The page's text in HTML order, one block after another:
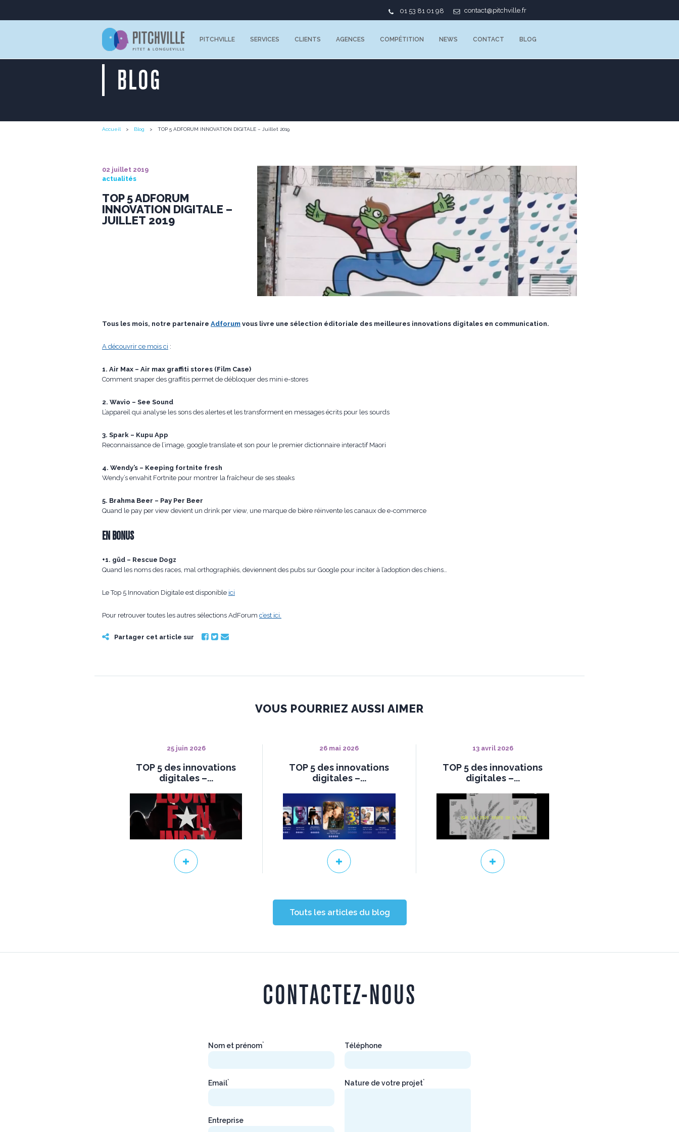
01 53 81 01 98 contact@pitchville.fr
PITCHVILLE SERVICES CLIENTS AGENCES COMPÉTITION NEWS CONTACT BLOG
BLOG
Accueil Blog TOP 5 ADFORUM INNOVATION DIGITALE – Juillet 2019
02 juillet 2019
actualités
TOP 5 ADFORUM
INNOVATION DIGITALE –
JUILLET 2019
Tous les mois, notre partenaire Adforum vous livre une sélection éditoriale des meilleures innovations digitales en communication.
A découvrir ce mois ci :
1. Air Max – Air max graffiti stores (Film Case)
Comment snaper des graffitis permet de débloquer des mini e-stores
2. Wavio – See Sound
L’appareil qui analyse les sons des alertes et les transforment en messages écrits pour les sourds
3. Spark – Kupu App
Reconnaissance de l’image, google translate et son pour le premier dictionnaire interactif Maori
4. Wendy’s – Keeping fortnite fresh
Wendy’s envahit Fortnite pour montrer la fraîcheur de ses steaks
5. Brahma Beer – Pay Per Beer
Quand le pay per view devient un drink per view, une marque de bière réinvente les canaux de e-commerce
EN BONUS
+1. güd – Rescue Dogz
Quand les noms des races, mal orthographiés, deviennent des pubs sur Google pour inciter à l’adoption des chiens…
Le Top 5 Innovation Digitale est disponible ici
Pour retrouver toutes les autres sélections AdForum c’est ici.
Partager cet article sur
VOUS POURRIEZ AUSSI AIMER
25 juin 2026
TOP 5 des innovations
digitales –...
26 mai 2026
TOP 5 des innovations
digitales –...
13 avril 2026
TOP 5 des innovations
digitales –...
Touts les articles du blog
CONTACTEZ-NOUS
Nom et prénom*
Email*
Entreprise
Téléphone
Nature de votre projet*